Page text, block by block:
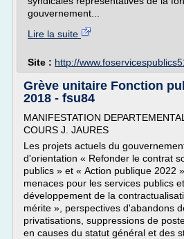
gouvernement...
Lire la suite
Site : http://
Grève unitaire Fonction
2018 - fsu84
MANIFESTATION
COURS J. JAURES
Les projets actuels du
d'orientation « Refonder le contrat
publics » et « Action publique 2022
menaces pour les services publics
développement de la
mérite », perspectives d'abandons
privatisations, suppressions de
en causes du statut général et des